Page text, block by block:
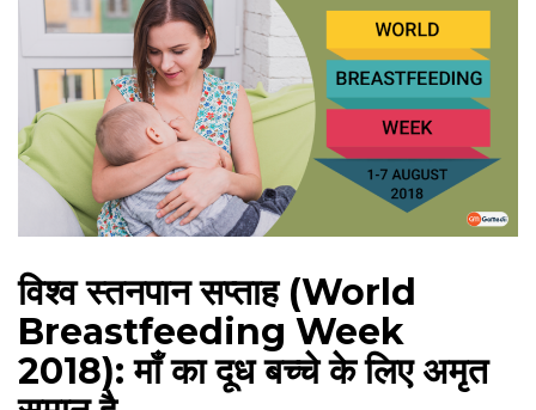
विश्व स्तनपान सप्ताह (World
Breastfeeding Week
2018): माँ का दूध बच्चे के लिए अमृत